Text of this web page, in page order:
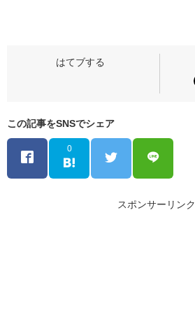
この記事をSNSでシェア
0
スポンサーリンク